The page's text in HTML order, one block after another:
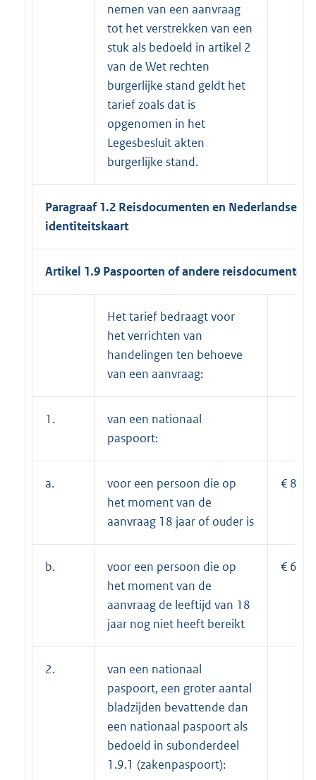
nemen van een aanvraag
tot het verstrekken van een
stuk als bedoeld in artikel 2
van de Wet rechten
burgerlijke stand geldt het
tarief zoals dat is
opgenomen in het
Legesbesluit akten
burgerlijke stand.
Paragraaf 1.2 Reisdocumenten en Nederlandse
identiteitskaart
Artikel 1.9 Paspoorten of andere reisdocumenten
Het tarief bedraagt voor
het verrichten van
handelingen ten behoeve
van een aanvraag:
1.
van een nationaal
paspoort:
a.
voor een persoon die op
het moment van de
aanvraag 18 jaar of ouder is
€
b.
voor een persoon die op
het moment van de
aanvraag de leeftijd van 18
jaar nog niet heeft bereikt
€
2.
van een nationaal
paspoort, een groter aantal
bladzijden bevattende dan
een nationaal paspoort als
bedoeld in subonderdeel
1.9.1 (zakenpaspoort):